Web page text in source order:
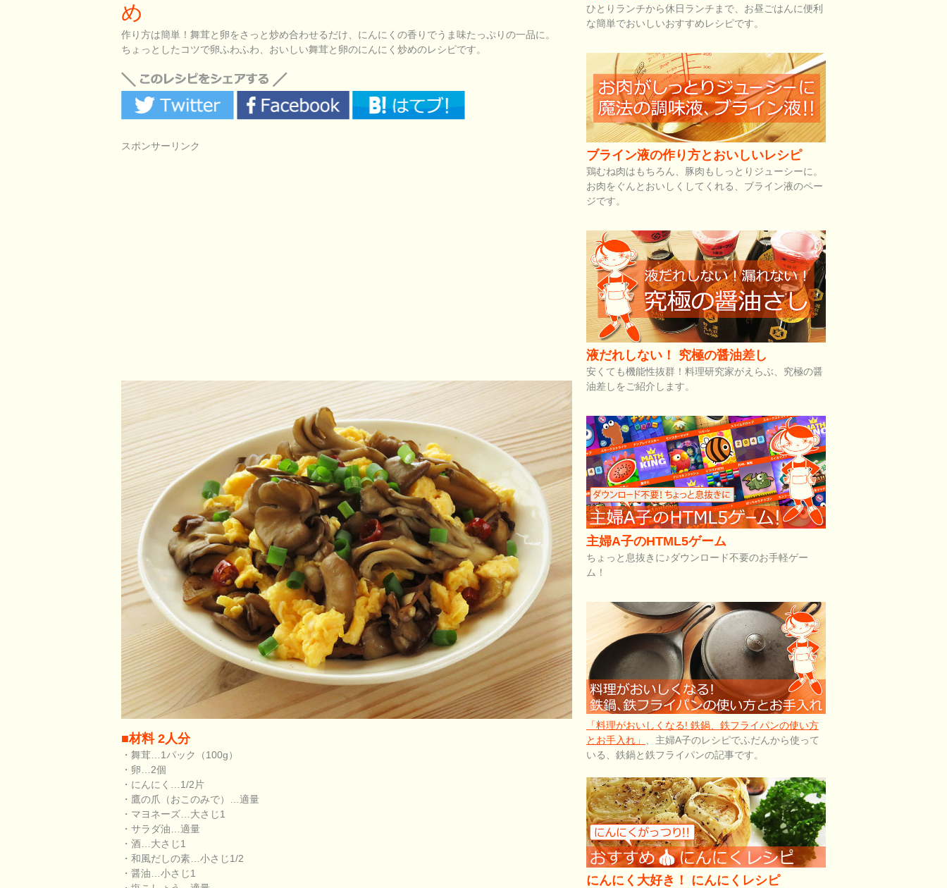
め
作り方は簡単！舞茸と卵をさっと炒め合わせるだけ、にんにくの香りでうま味たっぷりの一品に。
ちょっとしたコツで卵ふわふわ、おいしい舞茸と卵のにんにく炒めのレシピです。
スポンサーリンク
■材料 2人分
・舞茸…1パック（100g）
・卵…2個
・にんにく…1/2片
・鷹の爪（おこのみで）…適量
・マヨネーズ…大さじ1
・サラダ油…適量
・酒…大さじ1
・和風だしの素…小さじ1/2
・醤油…小さじ1
ひとりランチから休日ランチまで、お昼ごはんに便利
な簡単でおいしいおすすめレシピです。
ブライン液の作り方とおいしいレシピ
鶏むね肉はもちろん、豚肉もしっとりジューシーに。
お肉をぐんとおいしくしてくれる、ブライン液のペー
ジです。
液だれしない！ 究極の醤油差し
安くても機能性抜群！料理研究家がえらぶ、究極の醤
油差しをご紹介します。
主婦A子のHTML5ゲーム
ちょっと息抜きに♪ダウンロード不要のお手軽ゲー
ム！
「料理がおいしくなる! 鉄鍋、鉄フライパンの使い方
とお手入れ」
、主婦A子のレシピでふだんから使って
いる、鉄鍋と鉄フライパンの記事です。
にんにく大好き！ にんにくレシピ